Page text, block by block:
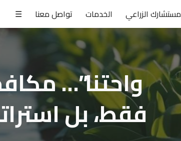
Skip to navigation
☰ تواصل معنا الخدمات مستشارك الزراعي
فقط، بل